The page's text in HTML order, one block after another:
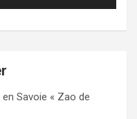
Savoie « Zao de